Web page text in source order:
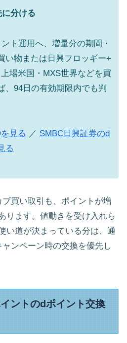
分ける
ト運用へ、増量分の期間・
い物または日興フロッギー+
場米国・MXS世界などを買
、94日の有効期限内でも判
見る ／ SMBC日興証券のd
る
買い取引も、ポイントが増
ります。値動きを受け入れら
い道が決まっている分は、通
ンペーン時の交換を優先し
ントのdポイント交換